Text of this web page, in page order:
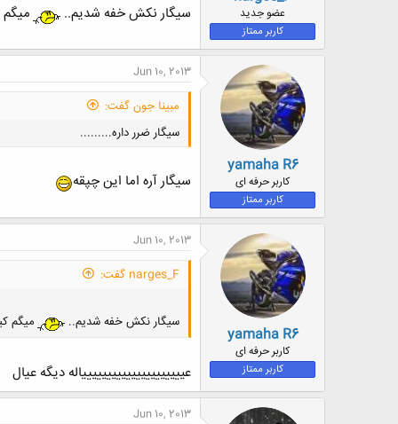
و
ع
عضو جدید
کاربر ممتاز
سیگار نکش خفه شدیم..
yamaha R6
کاربر حرفه ای
کاربر ممتاز
Jun 10, 2013
مبینا جون گفت:
سیگار ضرر داره.........
سیگار آره اما این چپقه
yamaha R6
کاربر حرفه ای
کاربر ممتاز
Jun 10, 2013
narges_F گفت:
سیگار نکش خفه شدیم.. میگم
عیییییییییییییییییییییاله دیگه عیال
Jun 10, 2013